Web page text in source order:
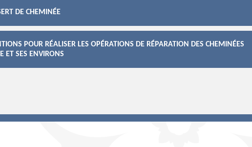
DE CHEMINÉE
POUR RÉALISER LES OPÉRATIONS DE RÉPARATION DES CHEMINÉES
ET SES ENVIRONS